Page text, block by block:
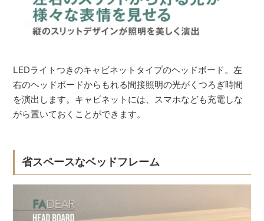
LEDライトつきのキャビネットタイプのヘッドボード。左
右のヘッドボードからもれる間接照明の光がくつろぎ時間
を演出します。キャビネットには、スマホなども充電しな
がら置いておくことができます。
省スペースなベッドフレーム